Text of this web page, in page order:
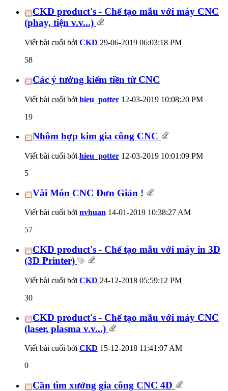
CKD product's - Chế tạo mẫu với máy CNC
(phay, tiện v.v...)
Viết bài cuối bởi CKD 29-06-2019 06:03:18 PM
58
Các ý tưởng kiếm tiền từ CNC
Viết bài cuối bởi hieu_potter 12-03-2019 10:08:20 PM
19
Nhôm hợp kim gia công CNC
Viết bài cuối bởi hieu_potter 12-03-2019 10:01:09 PM
5
Vài Món CNC Đơn Giản !
Viết bài cuối bởi nvhuan 14-01-2019 10:38:27 AM
57
CKD product's - Chế tạo mẫu với máy in 3D
(3D Printer)
Viết bài cuối bởi CKD 24-12-2018 05:59:12 PM
30
CKD product's - Chế tạo mẫu với máy CNC
(laser, plasma v.v...)
Viết bài cuối bởi CKD 15-12-2018 11:41:07 AM
0
Cần tìm xưởng gia công CNC 4D